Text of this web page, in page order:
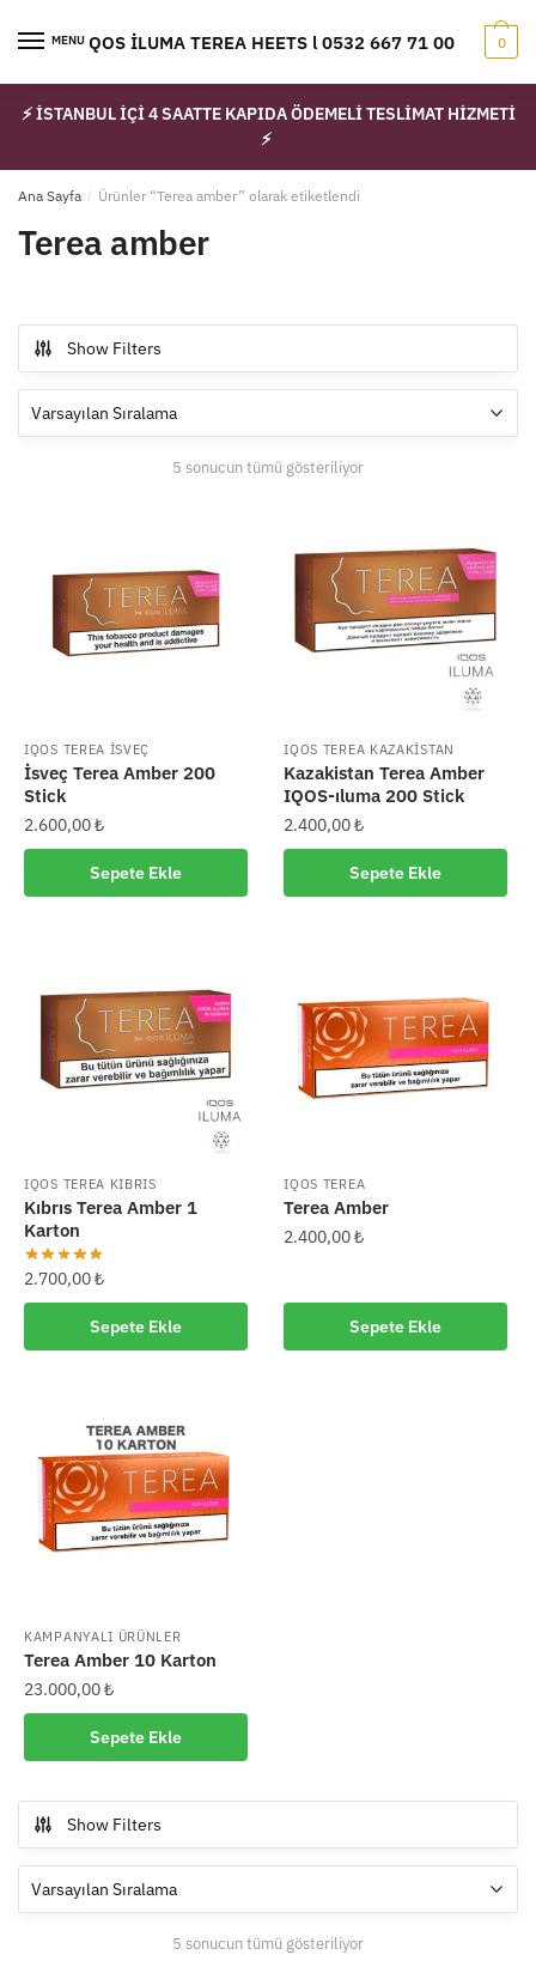
MENUIQOS İLUMA TEREA HEETS l 0532 667 71 00 0
⚡ İSTANBUL İÇİ 4 SAATTE KAPIDA ÖDEMELİ TESLİMAT HİZMETİ
⚡
Ana Sayfa / Ürünler “Terea amber” olarak etiketlendi
Terea amber
Show Filters
5 sonucun tümü gösteriliyor
IQOS TEREA İSVEÇ
İsveç Terea Amber 200
Stick
2.600,00₺
Sepete Ekle
IQOS TEREA KAZAKİSTAN
Kazakistan Terea Amber
IQOS-ıluma 200 Stick
2.400,00₺
Sepete Ekle
IQOS TEREA KIBRIS
Kıbrıs Terea Amber 1
Karton
2.700,00₺
Sepete Ekle
IQOS TEREA
Terea Amber
2.400,00₺
Sepete Ekle
KAMPANYALI ÜRÜNLER
Terea Amber 10 Karton
23.000,00₺
Sepete Ekle
Show Filters
5 sonucun tümü gösteriliyor